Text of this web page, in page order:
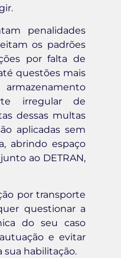
penalidades
os padrões
por falta de
questões mais
irregular de
dessas multas
aplicadas sem
abrindo espaço
ao DETRAN,
por transporte
questionar a
do seu caso
e evitar
sua habilitação.